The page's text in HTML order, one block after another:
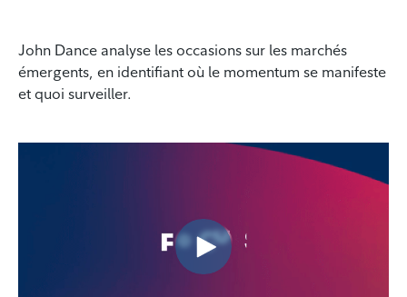
John Dance analyse les occasions sur les marchés
émergents, en identifiant où le momentum se manifeste
et quoi surveiller.